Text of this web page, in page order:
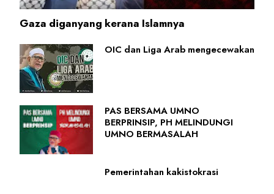
Gaza diganyang kerana Islamnya
OIC dan Liga Arab mengecewakan
PAS BERSAMA UMNO
BERPRINSIP, PH MELINDUNGI
UMNO BERMASALAH
Pemerintahan kakistokrasi